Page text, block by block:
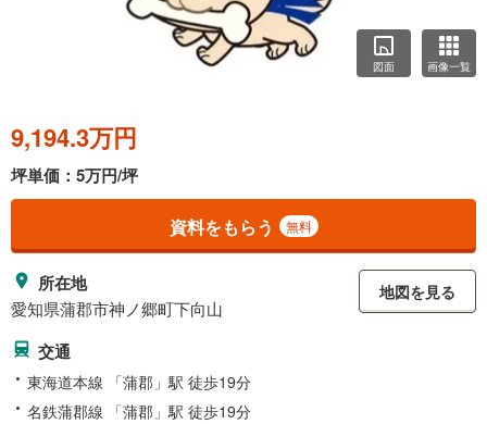
図面 画像一覧
9,194.3万円
坪単価：5万円/坪
資料をもらう 無料
所在地
愛知県蒲郡市神ノ郷町下向山
地図を見る
交通
東海道本線 「蒲郡」駅 徒歩19分
名鉄蒲郡線 「蒲郡」駅 徒歩19分